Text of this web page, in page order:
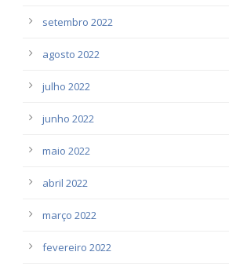
setembro 2022
agosto 2022
julho 2022
junho 2022
maio 2022
abril 2022
março 2022
fevereiro 2022